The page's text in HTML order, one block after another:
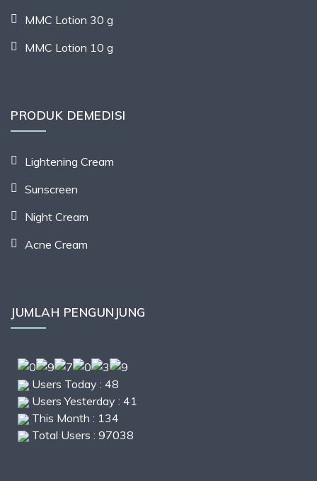
MMC Lotion 30 g
MMC Lotion 10 g
PRODUK DEMEDISI
Lightening Cream
Sunscreen
Night Cream
Acne Cream
JUMLAH PENGUNJUNG
Users Today : 48
Users Yesterday : 41
This Month : 134
Total Users : 97038